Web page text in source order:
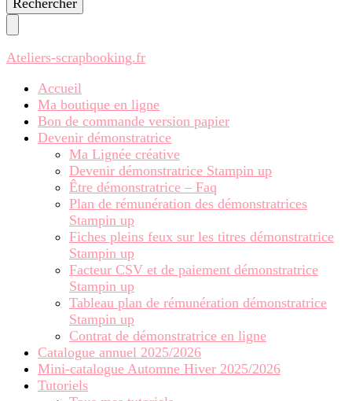
quelque
Ateliers-scrapbooking.fr
Accueil
Ma boutique en ligne
Bon de commande version papier
Devenir démonstratrice
Ma Lignée créative
Devenir démonstratrice Stampin up
Être démonstratrice – Faq
Plan de rémunération des démonstratrices
Stampin up
Fiches pleins feux sur les titres démonstratrice
Stampin up
Facteur CSV et de paiement démonstratrice
Stampin up
Tableau plan de rémunération démonstratrice
Stampin up
Contrat de démonstratrice en ligne
Catalogue annuel 2025/2026
Mini-catalogue Automne Hiver 2025/2026
Tutoriels